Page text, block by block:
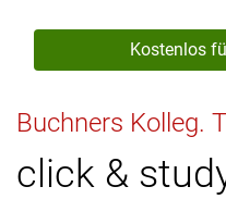
Kostenlos
Buchners Kolleg.
click &